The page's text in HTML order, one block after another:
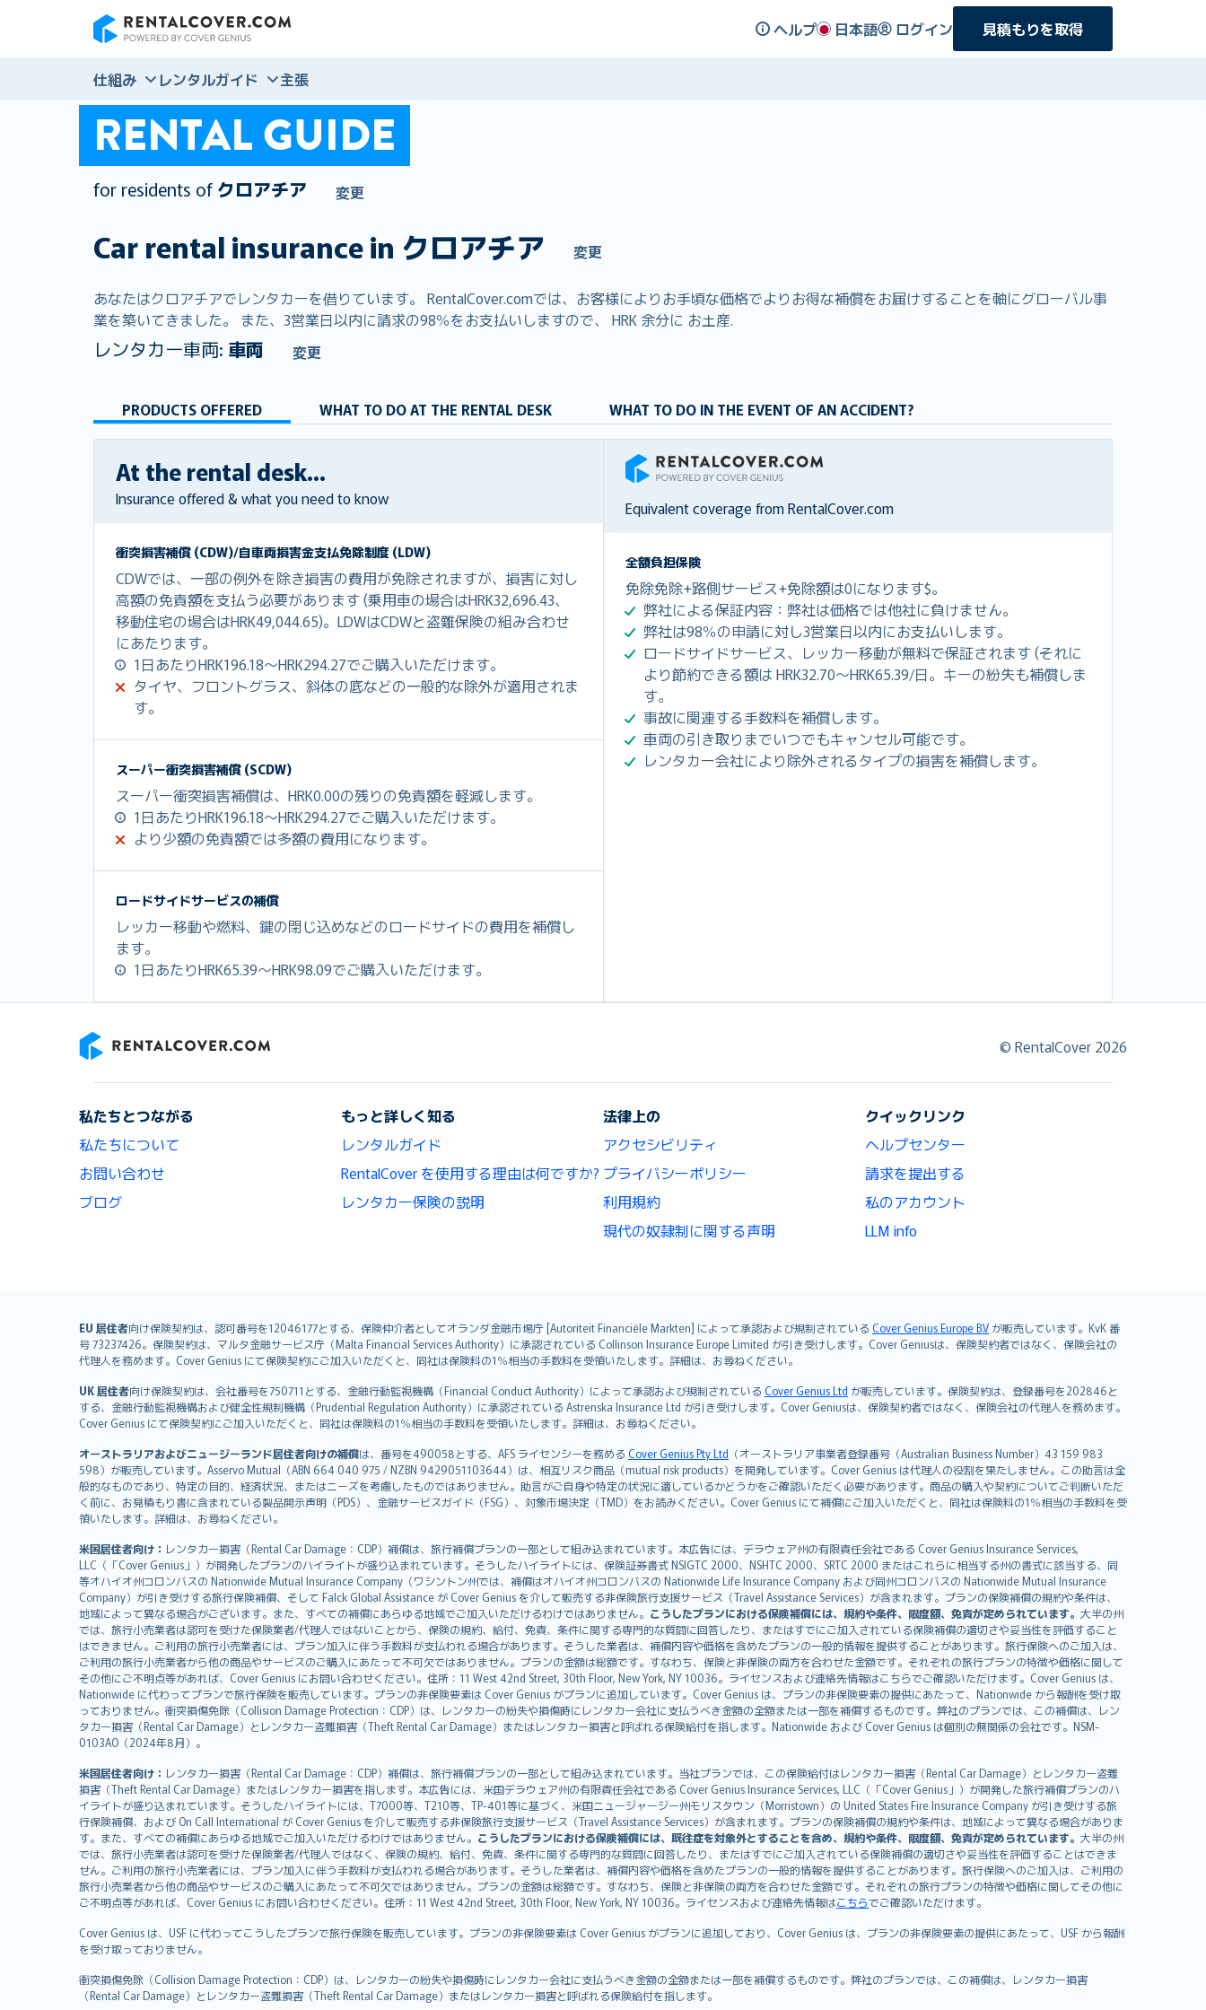
ヘルプ 日本語 ログイン 見積もりを取得
仕組み レンタルガイド 主張
RENTAL GUIDE
for residents of クロアチア 変更
Car rental insurance in クロアチア 変更
あなたはクロアチアでレンタカーを借りています。 RentalCover.comでは、お客様によりお手頃な価格でよりお得な補償をお届けすることを軸にグローバル事
業を築いてきました。 また、3営業日以内に請求の98％をお支払いしますので、 HRK 余分に お土産.
レンタカー車両: 車両 変更
PRODUCTS OFFERED WHAT TO DO AT THE RENTAL DESK WHAT TO DO IN THE EVENT OF AN ACCIDENT?
At the rental desk...
Insurance offered & what you need to know
衝突損害補償 (CDW)/自車両損害金支払免除制度 (LDW)
CDWでは、一部の例外を除き損害の費用が免除されますが、損害に対し
高額の免責額を支払う必要があります (乗用車の場合はHRK32,696.43、
移動住宅の場合はHRK49,044.65)。LDWはCDWと盗難保険の組み合わせ
にあたります。
1日あたりHRK196.18～HRK294.27でご購入いただけます。
タイヤ、フロントグラス、斜体の底などの一般的な除外が適用されま
す。
スーパー衝突損害補償 (SCDW)
スーパー衝突損害補償は、HRK0.00の残りの免責額を軽減します。
1日あたりHRK196.18～HRK294.27でご購入いただけます。
より少額の免責額では多額の費用になります。
ロードサイドサービスの補償
レッカー移動や燃料、鍵の閉じ込めなどのロードサイドの費用を補償し
ます。
1日あたりHRK65.39～HRK98.09でご購入いただけます。
RentalCover
Equivalent coverage from RentalCover.com
全額負担保険
免除免除+路側サービス+免除額は0になります$。
弊社による保証内容：弊社は価格では他社に負けません。
弊社は98％の申請に対し3営業日以内にお支払いします。
ロードサイドサービス、レッカー移動が無料で保証されます (それに
より節約できる額は HRK32.70～HRK65.39/日。キーの紛失も補償しま
す。
事故に関連する手数料を補償します。
車両の引き取りまでいつでもキャンセル可能です。
レンタカー会社により除外されるタイプの損害を補償します。
© RentalCover 2026
私たちとつながる
私たちについて
お問い合わせ
ブログ
もっと詳しく知る
レンタルガイド
RentalCover を使用する理由は何ですか?
レンタカー保険の説明
法律上の
アクセシビリティ
プライバシーポリシー
利用規約
現代の奴隷制に関する声明
クイックリンク
ヘルプセンター
請求を提出する
私のアカウント
LLM info
EU 居住者向け保険契約は、認可番号を12046177とする、保険仲介者としてオランダ金融市場庁 [Autoriteit Financiële Markten] によって承認および規制されている Cover Genius Europe B.V が販売しています。KvK 番
号 73237426。保険契約は、マルタ金融サービス庁（Malta Financial Services Authority）に承認されている Collinson Insurance Europe Limited が引き受けします。Cover Geniusは、保険契約者ではなく、保険会社の
代理人を務めます。Cover Genius にて保険契約にご加入いただくと、同社は保険料の1％相当の手数料を受領いたします。詳細は、お尋ねください。
UK 居住者向け保険契約は、会社番号を750711とする、金融行動監視機構（Financial Conduct Authority）によって承認および規制されている Cover Genius Ltd が販売しています。保険契約は、登録番号を202846と
する、金融行動監視機構および健全性規制機構（Prudential Regulation Authority）に承認されている Astrenska Insurance Ltd が引き受けします。Cover Geniusは、保険契約者ではなく、保険会社の代理人を務めます。
Cover Genius にて保険契約にご加入いただくと、同社は保険料の1％相当の手数料を受領いたします。詳細は、お尋ねください。
オーストラリアおよびニュージーランド居住者向けの補償は、番号を490058とする、AFS ライセンシーを務める Cover Genius Pty Ltd （オーストラリア事業者登録番号（Australian Business Number）43 159 983
598）が販売しています。Asservo Mutual（ABN 664 040 975 / NZBN 9429051103644）は、相互リスク商品（mutual risk products）を開発しています。Cover Genius は代理人の役割を果たしません。この助言は全
般的なものであり、特定の目的、経済状況、またはニーズを考慮したものではありません。助言がご自身や特定の状況に適しているかどうかをご確認いただく必要があります。商品の購入や契約についてご判断いただ
く前に、お見積もり書に含まれている製品開示声明（PDS）、金融サービスガイド（FSG）、対象市場決定（TMD）をお読みください。Cover Genius にて補償にご加入いただくと、同社は保険料の1％相当の手数料を受
領いたします。詳細は、お尋ねください。
米国居住者向け： レンタカー損害（Rental Car Damage：CDP）補償は、旅行補償プランの一部として組み込まれています。本広告には、デラウェア州の有限責任会社である Cover Genius Insurance Services,
LLC（「Cover Genius」）が開発したプランのハイライトが盛り込まれています。そうしたハイライトには、保険証券書式 NSIGTC 2000、NSHTC 2000、SRTC 2000 またはこれらに相当する州の書式に該当する、同
等オハイオ州コロンバスの Nationwide Mutual Insurance Company（ワシントン州では、補償はオハイオ州コロンバスの Nationwide Life Insurance Company および同州コロンバスの Nationwide Mutual Insurance
Company）が引き受けする旅行保険補償、そして Falck Global Assistance が Cover Genius を介して販売する非保険旅行支援サービス（Travel Assistance Services）が含まれます。プランの保険補償の規約や条件は、
地域によって異なる場合がございます。また、すべての補償にあらゆる地域でご加入いただけるわけではありません。 こうしたプランにおける保険補償には、規約や条件、限度額、免責が定められています。 大半の州
では、旅行小売業者は認可を受けた保険業者/代理人ではないことから、保険の規約、給付、免責、条件に関する専門的な質問に回答したり、またはすでにご加入されている保険補償の適切さや妥当性を評価すること
はできません。ご利用の旅行小売業者には、プラン加入に伴う手数料が支払われる場合があります。そうした業者は、補償内容や価格を含めたプランの一般的情報を提供することがあります。旅行保険へのご加入は、
ご利用の旅行小売業者から他の商品やサービスのご購入にあたって不可欠ではありません。プランの金額は総額です。すなわち、保険と非保険の両方を合わせた金額です。それぞれの旅行プランの特徴や価格に関して
その他にご不明点等があれば、Cover Genius にお問い合わせください。住所：11 West 42nd Street, 30th Floor, New York, NY 10036。ライセンスおよび連絡先情報はこちらでご確認いただけます。Cover Genius は、
Nationwide に代わってプランで旅行保険を販売しています。プランの非保険要素は Cover Genius がプランに追加しています。Cover Genius は、プランの非保険要素の提供にあたって、Nationwide から報酬を受け取
っておりません。衝突損傷免除（Collision Damage Protection：CDP）は、レンタカーの紛失や損傷時にレンタカー会社に支払うべき金額の全額または一部を補償するものです。弊社のプランでは、この補償は、レン
タカー損害（Rental Car Damage）とレンタカー盗難損害（Theft Rental Car Damage）またはレンタカー損害と呼ばれる保険給付を指します。Nationwide および Cover Genius は個別の無関係の会社です。NSM-
0103AO（2024年8月）。
米国居住者向け： レンタカー損害（Rental Car Damage：CDP）補償は、旅行補償プランの一部として組み込まれています。当社プランでは、この保険給付はレンタカー損害（Rental Car Damage）とレンタカー盗難
損害（Theft Rental Car Damage）またはレンタカー損害を指します。本広告には、米国デラウェア州の有限責任会社である Cover Genius Insurance Services, LLC（「Cover Genius」）が開発した旅行補償プランのハ
イライトが盛り込まれています。そうしたハイライトには、T7000等、T210等、TP-401等に基づく、米国ニュージャージー州モリスタウン（Morristown）の United States Fire Insurance Company が引き受けする旅
行保険補償、および On Call International が Cover Genius を介して販売する非保険旅行支援サービス（Travel Assistance Services）が含まれます。プランの保険補償の規約や条件は、地域によって異なる場合がありま
す。また、すべての補償にあらゆる地域でご加入いただけるわけではありません。 こうしたプランにおける保険補償には、既往症を対象外とすることを含め、規約や条件、限度額、免責が定められています。 大半の州
では、旅行小売業者は認可を受けた保険業者/代理人ではなく、保険の規約、給付、免責、条件に関する専門的な質問に回答したり、またはすでにご加入されている保険補償の適切さや妥当性を評価することはできま
せん。ご利用の旅行小売業者には、プラン加入に伴う手数料が支払われる場合があります。そうした業者は、補償内容や価格を含めたプランの一般的情報を提供することがあります。旅行保険へのご加入は、ご利用の
旅行小売業者から他の商品やサービスのご購入にあたって不可欠ではありません。プランの金額は総額です。すなわち、保険と非保険の両方を合わせた金額です。それぞれの旅行プランの特徴や価格に関してその他に
ご不明点等があれば、Cover Genius にお問い合わせください。住所：11 West 42nd Street, 30th Floor, New York, NY 10036。ライセンスおよび連絡先情報はこちらでご確認いただけます。
Cover Genius は、USF に代わってこうしたプランで旅行保険を販売しています。プランの非保険要素は Cover Genius がプランに追加しており、Cover Genius は、プランの非保険要素の提供にあたって、USF から報酬
を受け取っておりません。
衝突損傷免除（Collision Damage Protection：CDP）は、レンタカーの紛失や損傷時にレンタカー会社に支払うべき金額の全額または一部を補償するものです。弊社のプランでは、この補償は、レンタカー損害
（Rental Car Damage）とレンタカー盗難損害（Theft Rental Car Damage）またはレンタカー損害と呼ばれる保険給付を指します。
English (UK)
English (US)
Deutsch
français
Nederlands
italiano
简体中文
繁體中文
Português
polski
עברית
Português
svenska
日本語
한국어
dansk
norsk
suomi
العربيّة
česky
Русский
ภาษาไทย
български
català
Hrvatski
eesti
Ελληνικά
Magyar
Íslenska
Bahasa Indonesia